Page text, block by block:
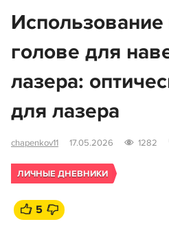
голове для
лазера:
для лазера
chapenkov11 17.05.2026 1282
ЛИЧНЫЕ ДНЕВНИКИ
5